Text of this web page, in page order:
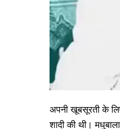
अपनी खूबसूरती के
शादी की थी।